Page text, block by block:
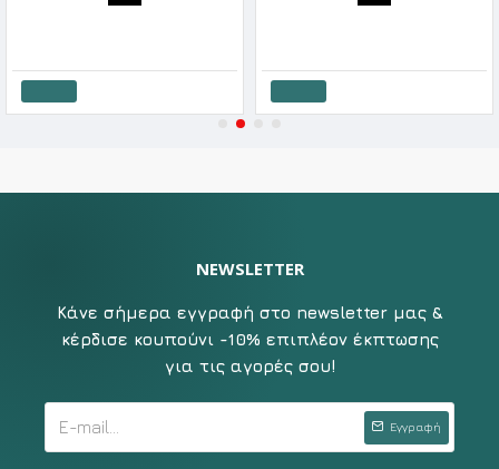
NEWSLETTER
Κάνε σήμερα εγγραφή στο newsletter μας &
κέρδισε κουπούνι -10% επιπλέον έκπτωσης
για τις αγορές σου!
Εγγραφή